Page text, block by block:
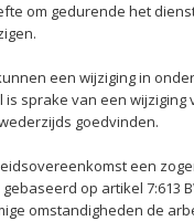
om gedurende het
een wijziging in
sprake van een wijziging
goedvinden.
een
op artikel 7:613
omstandigheden de